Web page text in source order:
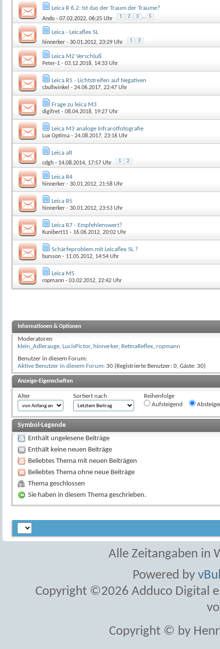
Leica R 6.2: Ist das der Traum der Träume?
Ando - 07.02.2022, 06:25 Uhr 1 2 3 ... 5
Leica - Leicaflex SL
hinnerker - 30.01.2012, 23:29 Uhr 1 2
Leica M2 Verschluß
Peter-1 - 03.12.2018, 14:33 Uhr
Leica R5 - Lichtstreifen auf Negativen
cbullwinkel - 24.06.2017, 22:47 Uhr
Frage zu leica M3
digifret - 08.04.2018, 19:27 Uhr
Leica M3 analoge Infrarotfotografie
Lux Optima - 24.08.2017, 23:16 Uhr
Leica alt
cdgh - 14.08.2014, 17:57 Uhr 1 2
Leica R4
hinnerker - 30.01.2012, 21:58 Uhr
Leica R5
hinnerker - 30.01.2012, 23:53 Uhr
Leica R7 - Empfehlenswert?
Kunibert11 - 16.06.2012, 20:02 Uhr
Schärfeproblem mit Leicaflex SL ?
bursson - 11.05.2012, 14:54 Uhr
Leica M5
ropmann - 03.02.2012, 22:42 Uhr
Informationen & Optionen
Moderatoren
klein_Adlerauge, LucisPictor, hinnerker, RetinaReflex, ropmann
Benutzer in diesem Forum:
Aktive Benutzer in diesem Forum: 30 (Registrierte Benutzer: 0, Gäste: 30)
Anzeige-Eigenschaften
Alter Sortiert nach
Reihenfolge
Aufsteigend
Symbol-Legende
Enthält ungelesene Beiträge
Enthält keine neuen Beiträge
Beliebtes Thema mit neuen Beiträgen
Beliebtes Thema ohne neue Beiträge
Thema geschlossen
Sie haben in diesem Thema geschrieben.
Alle Zeitangaben in
Powered by
Copyright ©2026 Adduco Digital
Copyright © by